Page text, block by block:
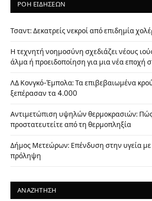
ΡΟΗ ΕΙΔΗΣΕΩΝ
Τσαντ: Δεκατρείς νεκροί από επιδημία
Η τεχνητή νοημοσύνη σχεδιάζει νέους
άλμα ή προειδοποίηση για μια νέα εποχή
ΛΔ Κονγκό-Έμπολα: Τα επιβεβαιωμένα
ξεπέρασαν τα 4.000
Αντιμετώπιση υψηλών θερμοκρασιών:
προστατευτείτε από τη θερμοπληξία
Δήμος Μετεώρων: Επένδυση στην υγεία
πρόληψη
ΑΝΑΖΗΤΗΣΗ